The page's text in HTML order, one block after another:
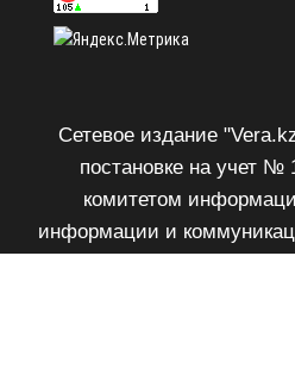
Сетевое издание
постановке на учет
комитетом
информации и